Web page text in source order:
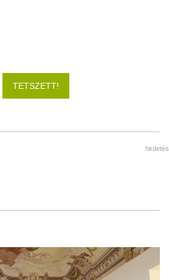
TETSZETT!
hirdetés